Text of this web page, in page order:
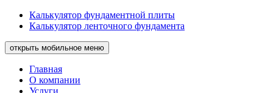
Калькулятор фундаментной плиты
Калькулятор ленточного фундамента
открыть мобильное меню
Главная
О компании
Услуги